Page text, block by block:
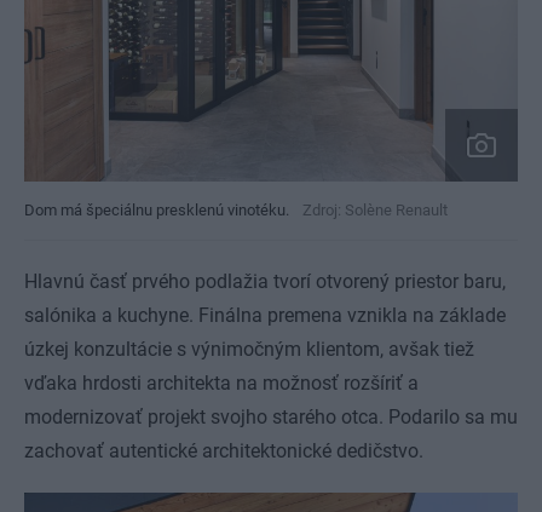
Dom má špeciálnu presklenú vinotéku. Zdroj: Solène Renault
Hlavnú časť prvého podlažia tvorí otvorený priestor baru,
salónika a kuchyne. Finálna premena vznikla na základe
úzkej konzultácie s výnimočným klientom, avšak tiež
vďaka hrdosti architekta na možnosť rozšíriť a
modernizovať projekt svojho starého otca. Podarilo sa mu
zachovať autentické architektonické dedičstvo.